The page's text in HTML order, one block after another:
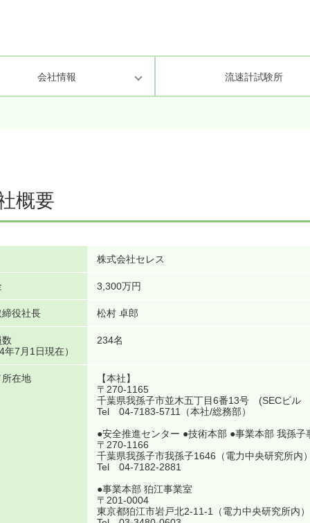
会社情報 流速計試験所
概要
株式会社セレス
3,300万円
役社長 松村 卓郎
年7月1日現在）
234名
在地
【本社】
〒270-1165
千葉県我孫子市並木五丁目6番13号 (SECビル
Tel 04-7183-5711（本社/総務部）
●安全推進センター ●技術本部 ●事業本部 我孫子
〒270-1166
千葉県我孫子市我孫子1646（電力中央研究所内）
Tel 04-7182-2881
●事業本部 狛江事業室
〒201-0004
東京都狛江市岩戸北2-11-1（電力中央研究所内）